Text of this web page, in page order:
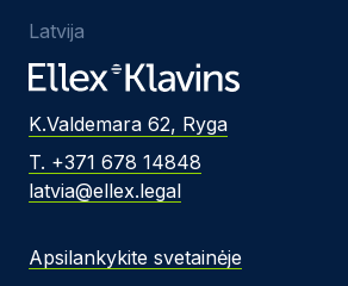
Latvija
K.Valdemara 62, Ryga
T. +371 678 14848
latvia@ellex.legal
Apsilankykite svetainėje